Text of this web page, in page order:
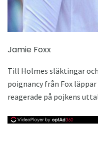
Jamie Foxx
Till Holmes släktingar
poignancy från Fox
reagerade på pojkens